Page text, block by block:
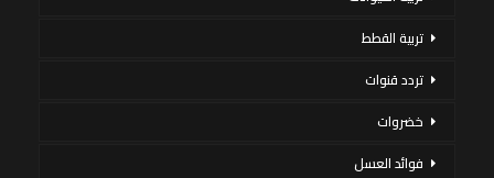
تربية القطط
تردد قنوات
خضروات
فوائد العسل